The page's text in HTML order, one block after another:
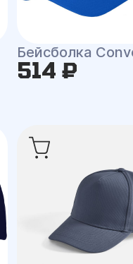
Бейсболка
514 ₽